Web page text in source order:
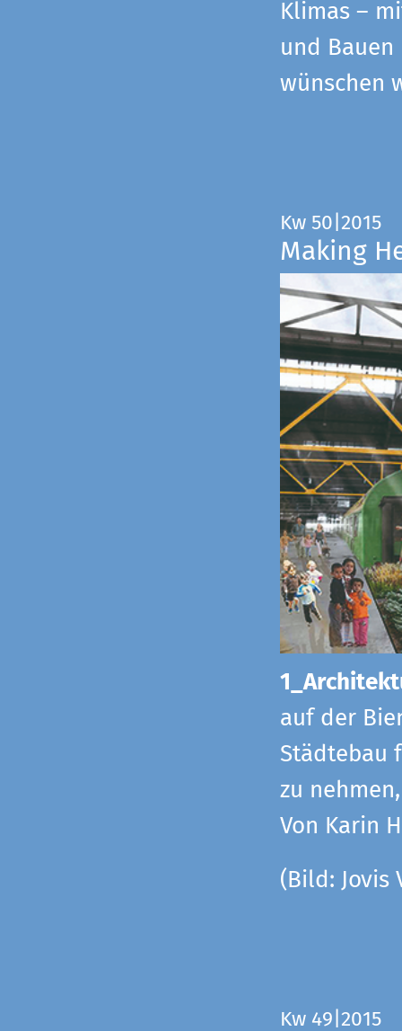
Klimas –
und
wünschen
Kw 50|2015
Making
auf der
Städtebau
zu
Von Karin
(Bild: Jovis
Kw 49|2015